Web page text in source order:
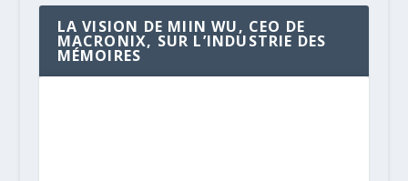
LA VISION DE MIIN WU, CEO DE
MACRONIX, SUR L’INDUSTRIE DES
MÉMOIRES